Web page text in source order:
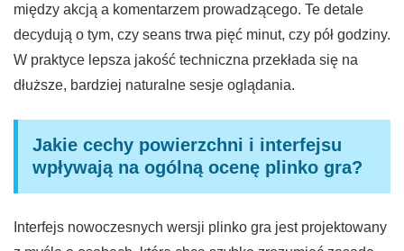
między akcją a komentarzem prowadzącego. Te detale
decydują o tym, czy seans trwa pięć minut, czy pół godziny.
W praktyce lepsza jakość techniczna przekłada się na
dłuższe, bardziej naturalne sesje oglądania.
Jakie cechy powierzchni i interfejsu
wpływają na ogólną ocenę plinko gra?
Interfejs nowoczesnych wersji plinko gra jest projektowany